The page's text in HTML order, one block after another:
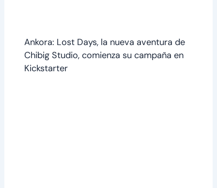
Ankora: Lost Days, la nueva aventura de
Chibig Studio, comienza su campaña en
Kickstarter